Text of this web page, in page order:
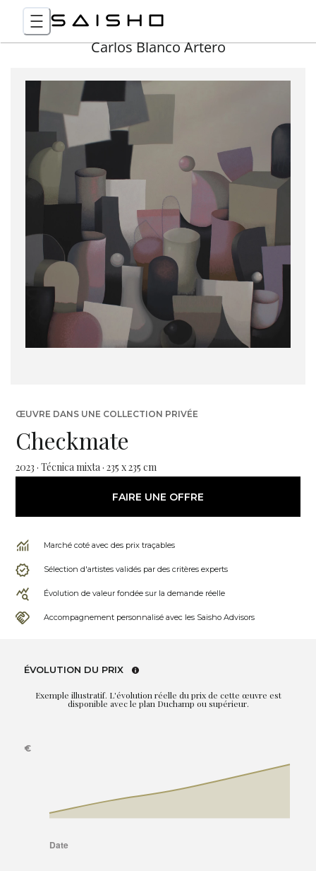
Carlos Blanco Artero
ŒUVRE DANS UNE COLLECTION PRIVÉE
Checkmate
2023 · Técnica mixta · 235 x 235 cm
FAIRE UNE OFFRE
Marché coté avec des prix traçables
Sélection d'artistes validés par des critères experts
Évolution de valeur fondée sur la demande réelle
Accompagnement personnalisé avec les Saisho Advisors
ÉVOLUTION DU PRIX
Exemple illustratif. L'évolution réelle du prix de cette œuvre est
disponible avec le plan Duchamp ou supérieur.